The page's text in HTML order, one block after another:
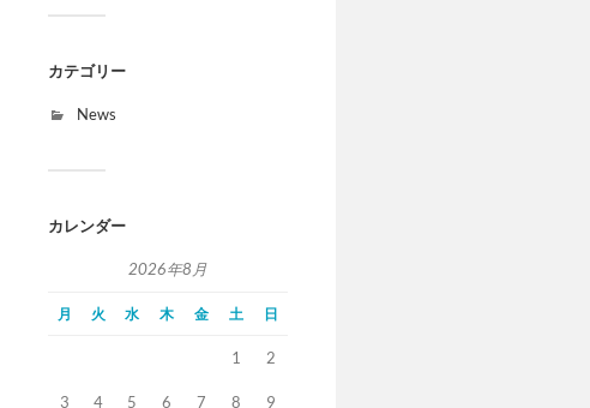
カテゴリー
News
カレンダー
2026年8月
月 火 水 木 金 土 日
1 2
3 4 5 6 7 8 9